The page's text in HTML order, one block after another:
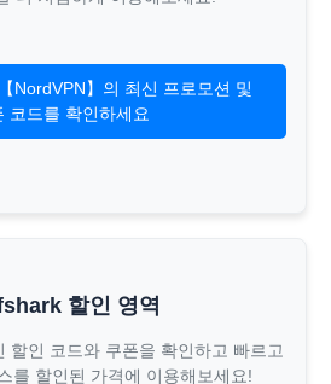
NordVPN】의 최신 프로모션 및
코드를 확인하세요
할인 영역
할인 코드와 쿠폰을 확인하고 빠르고
를 할인된 가격에 이용해보세요!